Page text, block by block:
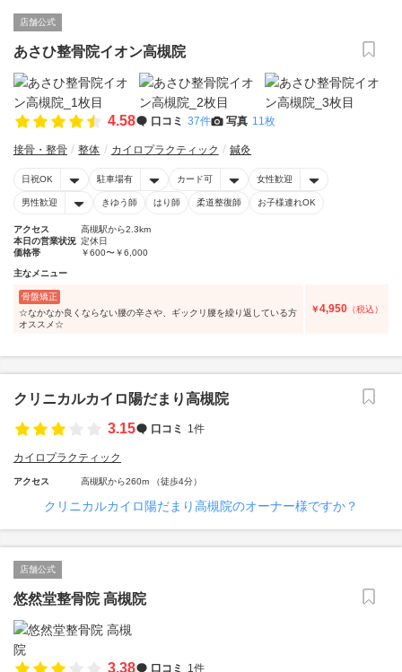
店舗公式
あさひ整骨院イオン高槻院
4.58 口コミ 37件 写真 11枚
接骨・整骨 整体 カイロプラクティック 鍼灸
日祝OK 駐車場有 カード可 女性歓迎
男性歓迎 きゆう師 はり師 柔道整復師 お子様連れOK
アクセス
高槻駅から2.3km
本日の営業状況 定休日
価格帯
￥600〜￥6,000
主なメニュー
骨盤矯正
☆なかなか良くならない腰の辛さや、ギックリ腰を繰り返している方
オススメ☆
￥4,950 （税込）
クリニカルカイロ陽だまり高槻院
3.15
口コミ 1件
カイロプラクティック
アクセス 高槻駅から260m （徒歩4分）
クリニカルカイロ陽だまり高槻院のオーナー様ですか？
店舗公式
悠然堂整骨院 高槻院
3.38 口コミ 1件